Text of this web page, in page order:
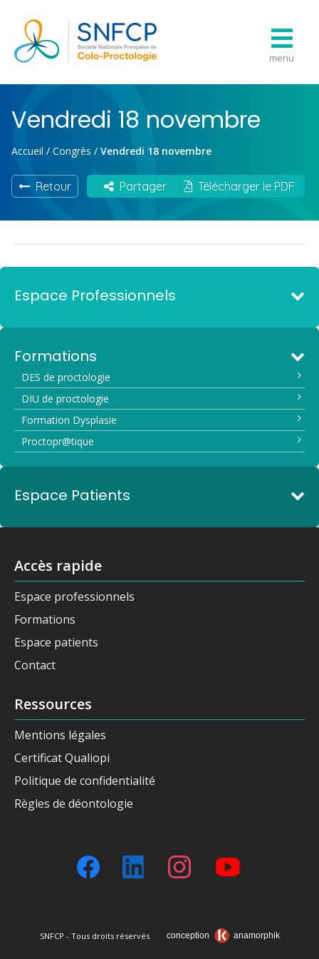
menu
Vendredi 18 novembre
Accueil / Congrès / Vendredi 18 novembre
Retour Partager Télécharger le PDF
Espace Professionnels
Formations
DES de proctologie
DIU de proctologie
Formation Dysplasie
Proctopr@tique
Espace Patients
Accès rapide
Espace professionnels
Formations
Espace patients
Contact
Ressources
Mentions légales
Certificat Qualiopi
Politique de confidentialité
Règles de déontologie
SNFCP - Tous droits réservés